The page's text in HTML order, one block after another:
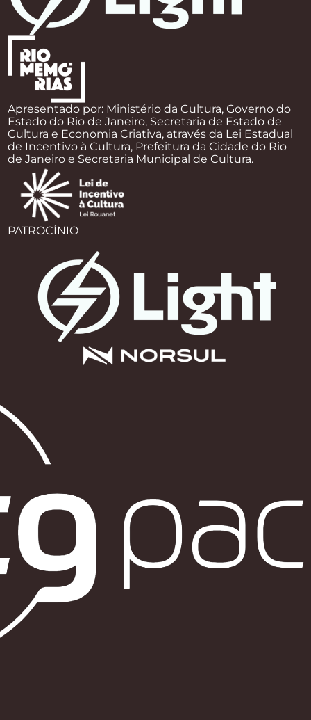
Apresentado por: Ministério da Cultura, Governo do
Estado do Rio de Janeiro, Secretaria de Estado de
Cultura e Economia Criativa, através da Lei Estadual
de Incentivo à Cultura, Prefeitura da Cidade do Rio
de Janeiro e Secretaria Municipal de Cultura.
PATROCÍNIO